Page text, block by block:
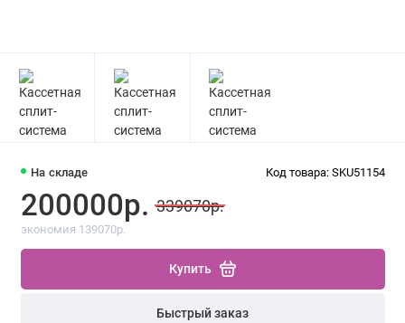
На складе Код товара: SKU51154
200000р. 339070р.
экономия 139070р.
Купить
Быстрый заказ